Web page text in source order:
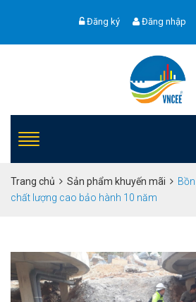
Đăng ký Đăng nhập
Trang chủ Sản phẩm khuyến mãi
chất lượng cao bảo hành 10 năm